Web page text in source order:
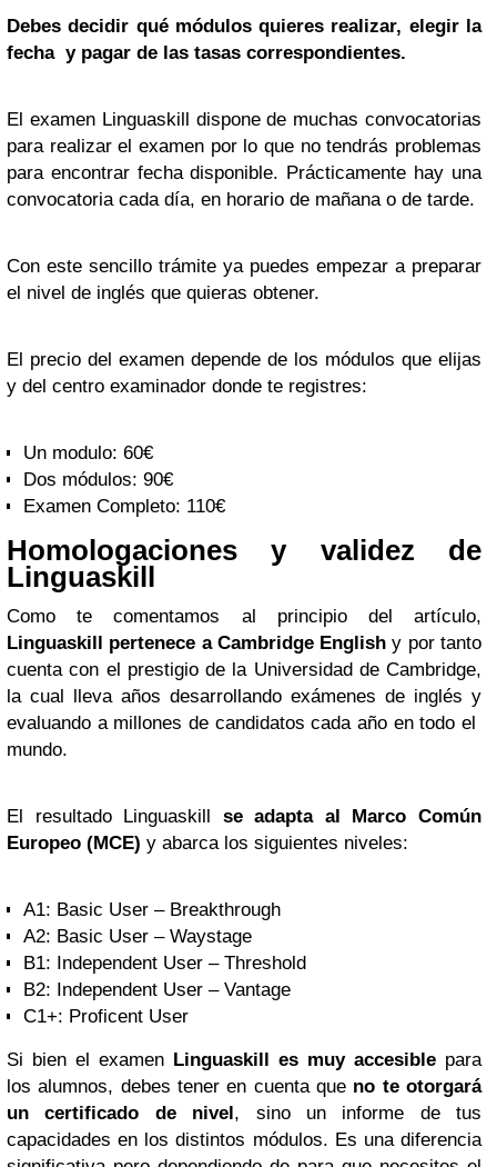
Debes decidir qué módulos quieres realizar, elegir la
fecha y pagar de las tasas correspondientes.
El examen Linguaskill dispone de muchas convocatorias
para realizar el examen por lo que no tendrás problemas
para encontrar fecha disponible. Prácticamente hay una
convocatoria cada día, en horario de mañana o de tarde.
Con este sencillo trámite ya puedes empezar a preparar
el nivel de inglés que quieras obtener.
El precio del examen depende de los módulos que elijas
y del centro examinador donde te registres:
Un modulo: 60€
Dos módulos: 90€
Examen Completo: 110€
Homologaciones y validez de
Linguaskill
Como te comentamos al principio del artículo,
Linguaskill pertenece a Cambridge English y por tanto
cuenta con el prestigio de la Universidad de Cambridge,
la cual lleva años desarrollando exámenes de inglés y
evaluando a millones de candidatos cada año en todo el
mundo.
El resultado Linguaskill se adapta al Marco Común
Europeo (MCE) y abarca los siguientes niveles:
A1: Basic User – Breakthrough
A2: Basic User – Waystage
B1: Independent User – Threshold
B2: Independent User – Vantage
C1+: Proficent User
Si bien el examen Linguaskill es muy accesible para
los alumnos, debes tener en cuenta que no te otorgará
un certificado de nivel, sino un informe de tus
capacidades en los distintos módulos. Es una diferencia